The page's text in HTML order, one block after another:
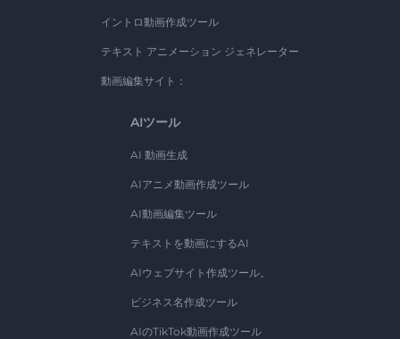
イントロ動画作成ツール
テキスト アニメーション ジェネレーター
動画編集サイト：
AIツール
AI 動画生成
AIアニメ動画作成ツール
AI動画編集ツール
テキストを動画にするAI
AIウェブサイト作成ツール。
ビジネス名作成ツール
AIのTikTok動画作成ツール